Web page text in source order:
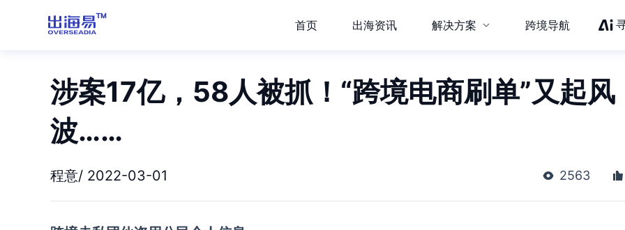
首页 出海资讯 解决方案 跨境导航
涉案17亿，58人被抓！“跨境电商刷单”又起风
波……
程意/ 2022-03-01 2563